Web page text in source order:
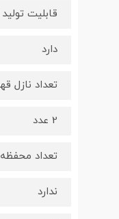
قابلیت
دارد
تعداد نازل
2 عدد
تعداد
ندارد